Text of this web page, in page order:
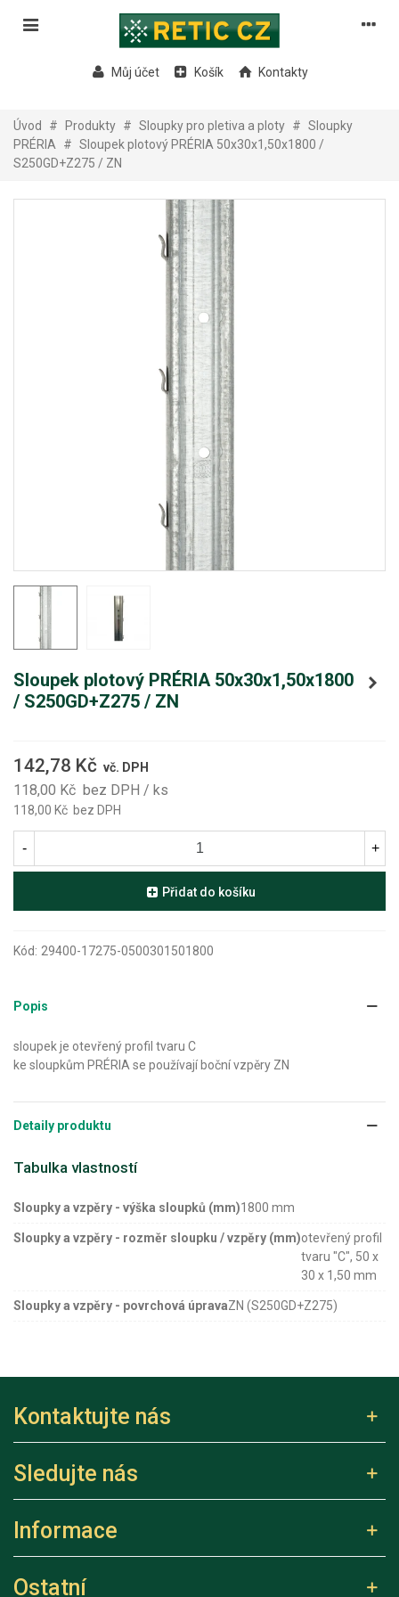
Můj účet Košík Kontakty
Úvod # Produkty # Sloupky pro pletiva a ploty # Sloupky
PRÉRIA # Sloupek plotový PRÉRIA 50x30x1,50x1800 /
S250GD+Z275 / ZN
Sloupek plotový PRÉRIA 50x30x1,50x1800
/ S250GD+Z275 / ZN
142,78 Kč vč. DPH
118,00 Kč bez DPH / ks
118,00 Kč bez DPH
- +
Přidat do košíku
Kód: 29400-17275-0500301501800
Popis
sloupek je otevřený profil tvaru C
ke sloupkům PRÉRIA se používají boční vzpěry ZN
Detaily produktu
Tabulka vlastností
Sloupky a vzpěry - výška sloupků (mm)1800 mm
Sloupky a vzpěry - rozměr sloupku / vzpěry (mm)otevřený profil
tvaru "C", 50 x
30 x 1,50 mm
Sloupky a vzpěry - povrchová úpravaZN (S250GD+Z275)
Kontaktujte nás
Sledujte nás
Informace
Ostatní